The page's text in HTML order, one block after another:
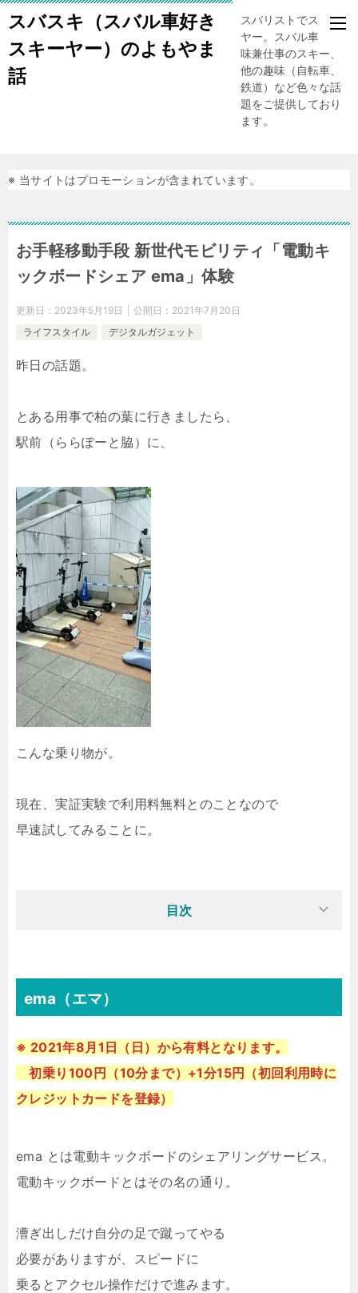
スバスキ（スバル車好き
スキーヤー）のよもやま
話
スバリストでスキー
ヤー。スバル車、趣
味兼仕事のスキー、
他の趣味（自転車、
鉄道）など色々な話
題をご提供しており
ます。
※ 当サイトはプロモーションが含まれています。
お手軽移動手段 新世代モビリティ「電動キ
ックボードシェア ema」体験
更新日： 2023年5月19日 公開日： 2021年7月20日
ライフスタイル
デジタルガジェット
昨日の話題。
とある用事で柏の葉に行きましたら、
駅前（ららぽーと脇）に、
こんな乗り物が。
現在、実証実験で利用料無料とのことなので
早速試してみることに。
目次
ema（エマ）
※ 2021年8月1日（日）から有料となります。
初乗り100円（10分まで）+1分15円（初回利用時に
クレジットカードを登録）
ema とは電動キックボードのシェアリングサービス。
電動キックボードとはその名の通り。
漕ぎ出しだけ自分の足で蹴ってやる
必要がありますが、スピードに
乗るとアクセル操作だけで進みます。